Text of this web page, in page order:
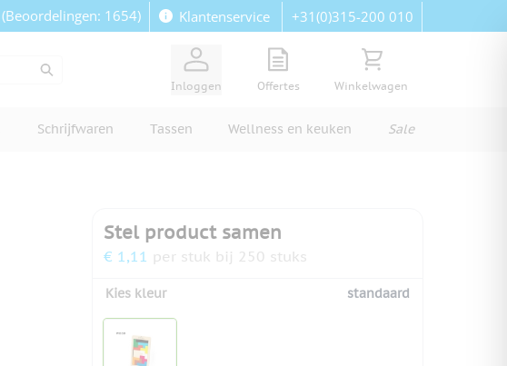
1654) Klantenservice +31(0)315-200 010
Inloggen
View quote, Quote is empty
Offertes
Bekijk winkelwagen,
Winkelwagen
Schrijfwaren Tassen Wellness en keuken Sale
Stel product samen
€ 1,11 per stuk bij 250 stuks
Kies kleur standaard